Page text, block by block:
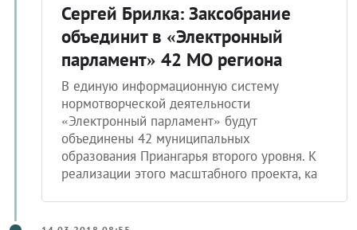
Сергей Брилка: Заксобрание
объединит в «Электронный
парламент» 42 МО региона
В единую информационную систему
нормотворческой деятельности
«Электронный парламент» будут
объединены 42 муниципальных
образования Приангарья второго уровня. К
реализации этого масштабного проекта, ка